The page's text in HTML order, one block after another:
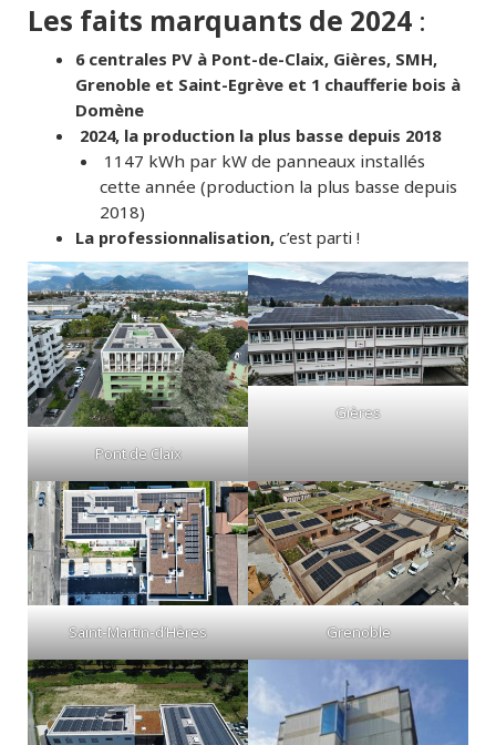
Les faits marquants de 2024 :
6 centrales PV à Pont-de-Claix, Gières, SMH,
Grenoble et Saint-Egrève et 1 chaufferie bois à
Domène
2024, la production la plus basse depuis 2018
1147 kWh par kW de panneaux installés
cette année (production la plus basse depuis
2018)
La professionnalisation,c’est parti !
Pont de Claix
Gières
Saint-Martin-d’Hères Grenoble